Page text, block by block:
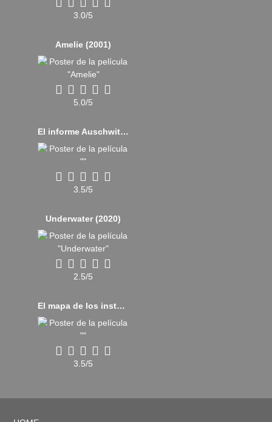
3.0/5
Amelie (2001)
5.0/5
El informe Auschwitz (2020)
3.5/5
Underwater (2020)
2.5/5
El mapa de los instantes perfectos (2021)
3.5/5